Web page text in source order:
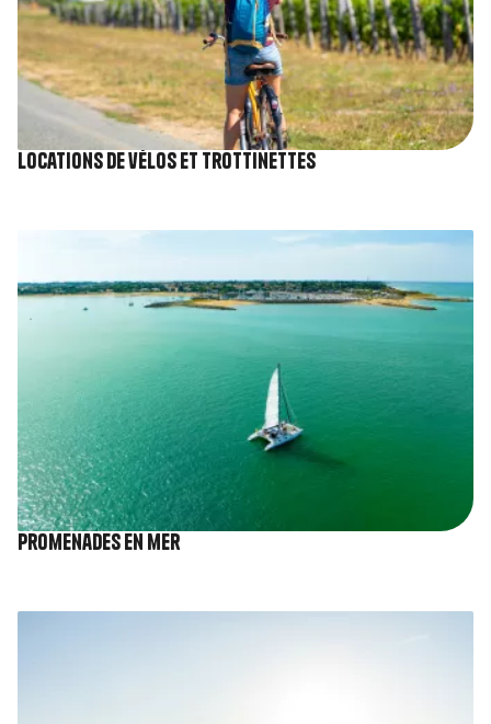
Locations de vélos et trottinettes
Promenades en mer
Image